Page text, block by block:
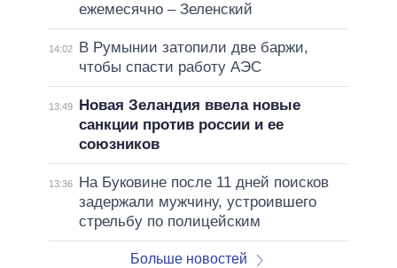
ежемесячно – Зеленский
14:02
В Румынии затопили две баржи,
чтобы спасти работу АЭС
13:49
Новая Зеландия ввела новые
санкции против россии и ее
союзников
13:36
На Буковине после 11 дней поисков
задержали мужчину, устроившего
стрельбу по полицейским
Больше новостей